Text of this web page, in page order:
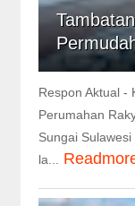
Respon Aktual -
Perumahan
Sungai
la...